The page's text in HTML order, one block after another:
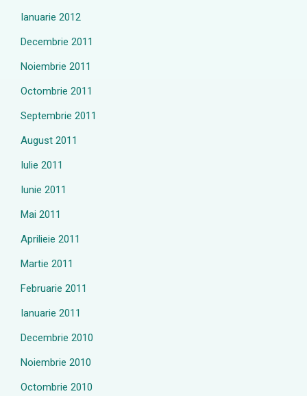
Ianuarie 2012
Decembrie 2011
Noiembrie 2011
Octombrie 2011
Septembrie 2011
August 2011
Iulie 2011
Iunie 2011
Mai 2011
Aprilieie 2011
Martie 2011
Februarie 2011
Ianuarie 2011
Decembrie 2010
Noiembrie 2010
Octombrie 2010